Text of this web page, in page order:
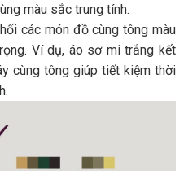
màu sắc trung tính​.
các món đồ cùng tông màu
Ví dụ, áo sơ mi trắng kết
cùng tông giúp tiết kiệm thời